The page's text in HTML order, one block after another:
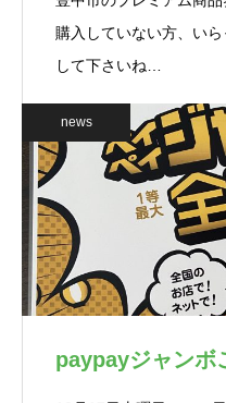
購入していない方、い
して下さいね…
news
paypayジャンボ